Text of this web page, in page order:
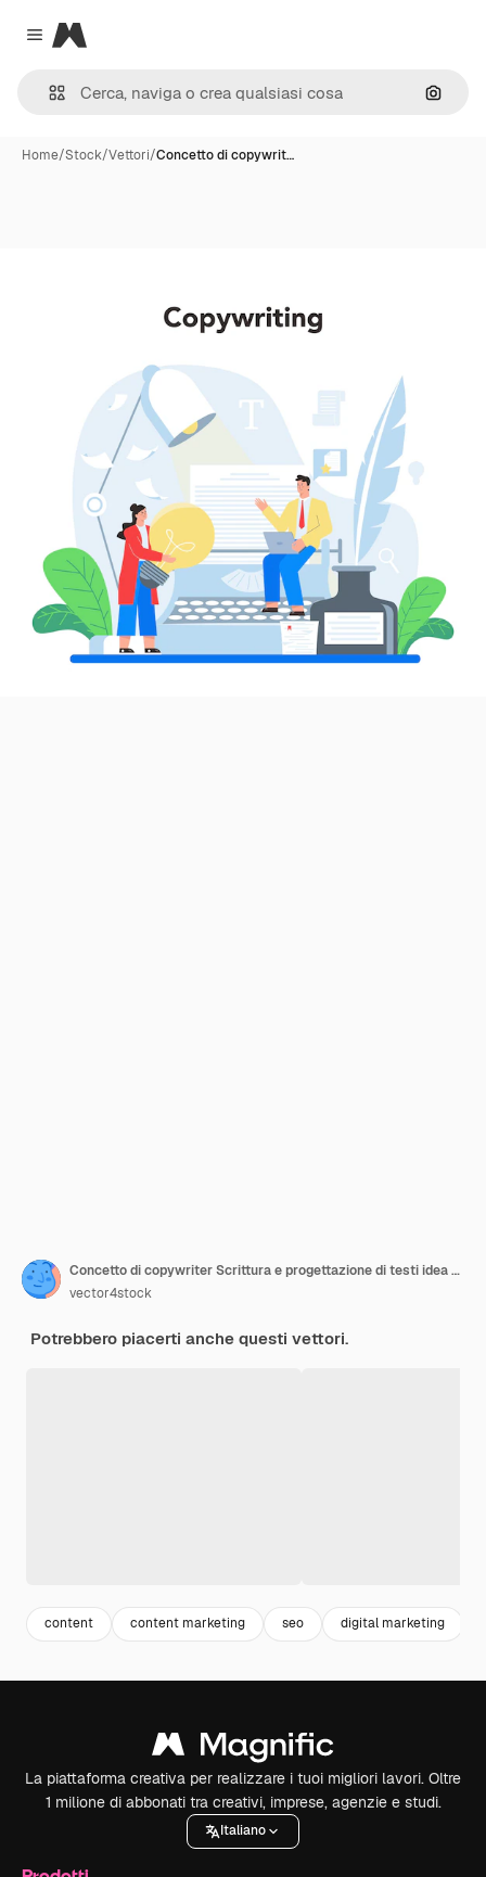
Close menu
Magnific
Cerca
Home/Stock/Vettori/Concetto di copywrit…
Concetto di copywriter Scrittura e progettazione di testi idea di creatività e promozione Trovare informazioni e creare contenuti di valore Illustrazione vettoriale piatta
vector4stock
Potrebbero piacerti anche questi vettori.
content content marketing seo digital marketing
La piattaforma creativa per realizzare i tuoi migliori lavori. Oltre
1 milione di abbonati tra creativi, imprese, agenzie e studi.
Italiano